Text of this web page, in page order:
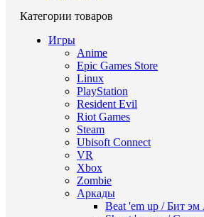
Категории товаров
Игры
Anime
Epic Games Store
Linux
PlayStation
Resident Evil
Riot Games
Steam
Ubisoft Connect
VR
Xbox
Zombie
Аркады
Beat 'em up / Бит